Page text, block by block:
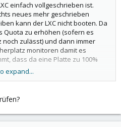
einfach vollgeschrieben ist.
neues mehr geschrieben
kann der LXC nicht booten. Da
Quota zu erhöhen (sofern es
zulässt) und dann immer
monitoren damit es
dass da eine Platte zu 100%
expand...